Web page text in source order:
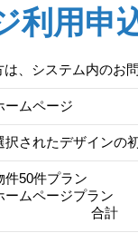
利用申
、システム内のお
ームページ
択されたデザインの
件50件プラン
ームページプラン
合計